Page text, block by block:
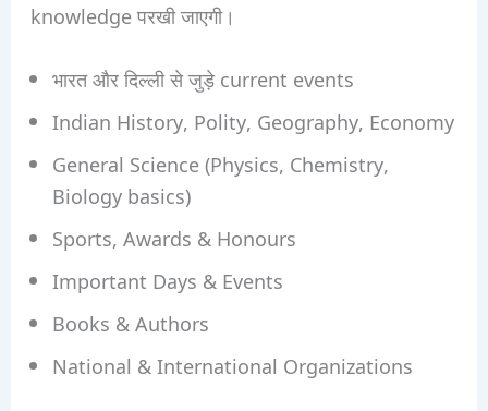
knowledge परखी जाएगी।
भारत और दिल्ली से जुड़े current events
Indian History, Polity, Geography, Economy
General Science (Physics, Chemistry,
Biology basics)
Sports, Awards & Honours
Important Days & Events
Books & Authors
National & International Organizations